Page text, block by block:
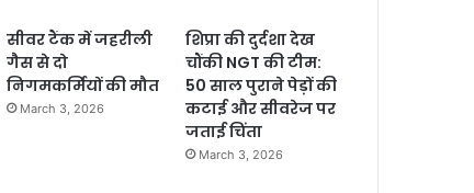
सीवर टैंक में जहरीली
गैस से दो
निगमकर्मियों की मौत
March 3, 2026
शिप्रा की दुर्दशा देख
चौंकी NGT की टीम:
50 साल पुराने पेड़ों की
कटाई और सीवरेज पर
जताई चिंता
March 3, 2026